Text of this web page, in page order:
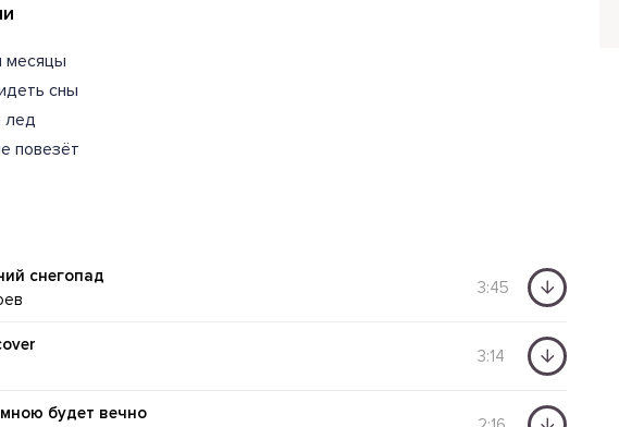
месяцы
сны
лед
повезёт
снегопад
3:45
3:14
будет вечно